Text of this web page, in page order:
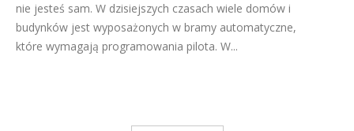
nie jesteś sam. W dzisiejszych czasach wiele domów i
budynków jest wyposażonych w bramy automatyczne,
które wymagają programowania pilota. W...